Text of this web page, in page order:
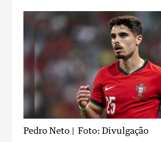
Pedro Neto | Foto: Divulgação